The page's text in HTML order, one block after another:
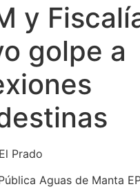
y
golpe a
Prado
Aguas de Manta